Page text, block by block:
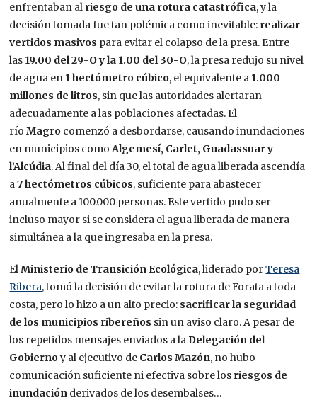
enfrentaban al riesgo de una rotura catastrófica, y la
decisión tomada fue tan polémica como inevitable: realizar
vertidos masivos para evitar el colapso de la presa. Entre
las 19.00 del 29-O y la 1.00 del 30-O, la presa redujo su nivel
de agua en 1 hectómetro cúbico, el equivalente a 1.000
millones de litros, sin que las autoridades alertaran
adecuadamente a las poblaciones afectadas. El
ríoMagro comenzó a desbordarse, causando inundaciones
en municipios comoAlgemesí, Carlet, Guadassuar y
l’Alcúdia. Al final del día 30, el total de agua liberada ascendía
a7 hectómetros cúbicos, suficiente para abastecer
anualmente a 100.000 personas. Este vertido pudo ser
incluso mayor si se considera el agua liberada de manera
simultánea a la que ingresaba en la presa.
ElMinisterio de Transición Ecológica, liderado porTeresa
Ribera, tomó la decisión de evitar la rotura de Forata a toda
costa, pero lo hizo a un alto precio: sacrificar la seguridad
de los municipios ribereños sin un aviso claro. A pesar de
los repetidos mensajes enviados a la Delegación del
Gobiernoy al ejecutivo de Carlos Mazón, no hubo
comunicación suficiente ni efectiva sobre los riesgos de
inundación derivados de los desembalses…